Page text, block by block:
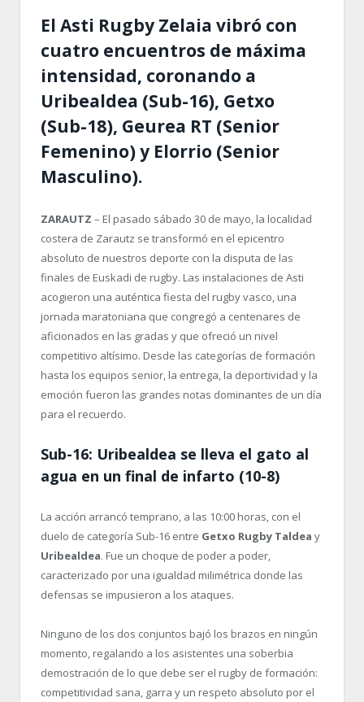
El Asti Rugby Zelaia vibró con
cuatro encuentros de máxima
intensidad, coronando a
Uribealdea (Sub-16), Getxo
(Sub-18), Geurea RT (Senior
Femenino) y Elorrio (Senior
Masculino).
ZARAUTZ – El pasado sábado 30 de mayo, la localidad
costera de Zarautz se transformó en el epicentro
absoluto de nuestros deporte con la disputa de las
finales de Euskadi de rugby. Las instalaciones de Asti
acogieron una auténtica fiesta del rugby vasco, una
jornada maratoniana que congregó a centenares de
aficionados en las gradas y que ofreció un nivel
competitivo altísimo. Desde las categorías de formación
hasta los equipos senior, la entrega, la deportividad y la
emoción fueron las grandes notas dominantes de un día
para el recuerdo.
Sub-16: Uribealdea se lleva el gato al
agua en un final de infarto (10-8)
La acción arrancó temprano, a las 10:00 horas, con el
duelo de categoría Sub-16 entre Getxo Rugby Taldea y
Uribealdea. Fue un choque de poder a poder,
caracterizado por una igualdad milimétrica donde las
defensas se impusieron a los ataques.
Ninguno de los dos conjuntos bajó los brazos en ningún
momento, regalando a los asistentes una soberbia
demostración de lo que debe ser el rugby de formación:
competitividad sana, garra y un respeto absoluto por el